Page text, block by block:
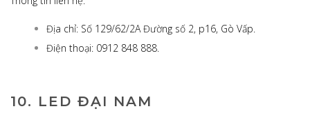
Địa chỉ: Số 129/62/2A Đường số 2, p16, Gò Vấp.
Điện thoại: 0912 848 888.
10. LED ĐẠI NAM